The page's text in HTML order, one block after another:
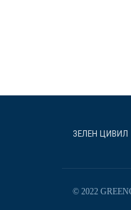
ЗЕЛЕН ЦИВИЛ
© 2022